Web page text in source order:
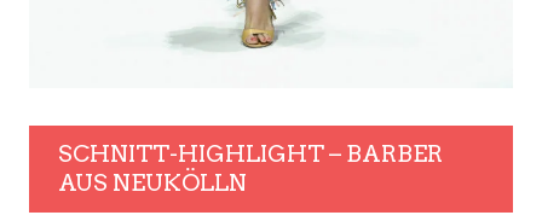
SCHNITT-HIGHLIGHT – BARBER
AUS NEUKÖLLN